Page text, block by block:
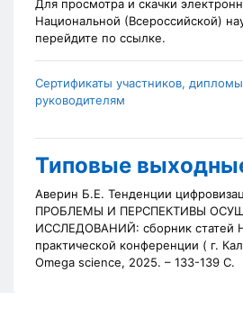
Для просмотра и скачки
Национальной (Всероссийской)
перейдите по ссылке.
Сертификаты участников,
руководителям
Типовые
Аверин Б.Е. Тенденции
ПРОБЛЕМЫ И ПЕРСПЕКТИВЫ
ИССЛЕДОВАНИЙ: сборник статей
практической конференции ( г.
Omega science, 2025. – 133-139 С.